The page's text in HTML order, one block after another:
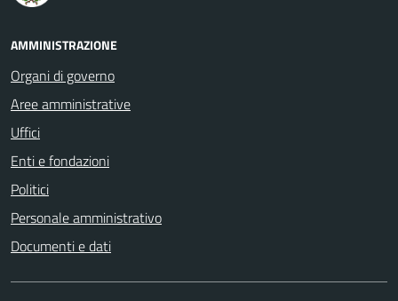
AMMINISTRAZIONE
Organi di governo
Aree amministrative
Uffici
Enti e fondazioni
Politici
Personale amministrativo
Documenti e dati